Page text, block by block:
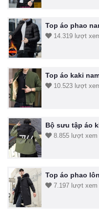
Top áo phao
14.319 lượt
Top áo kaki
10.523 lượt
Bộ sưu tập áo
8.855 lượt xem
Top áo phao
7.197 lượt xem